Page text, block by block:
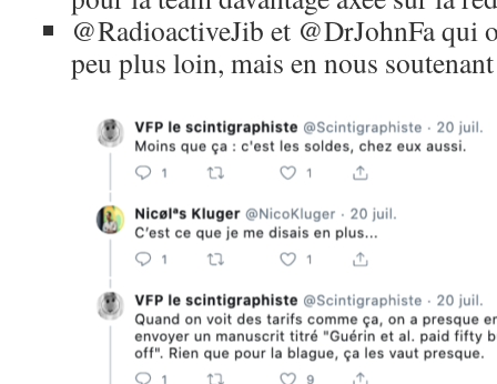
@RadioactiveJib et @DrJohnFa qui
peu plus loin, mais en nous